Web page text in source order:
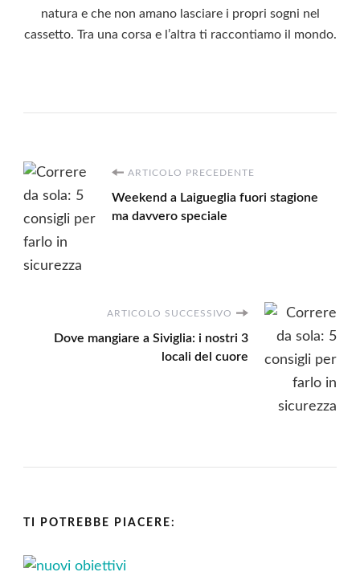
natura e che non amano lasciare i propri sogni nel
cassetto. Tra una corsa e l’altra ti raccontiamo il mondo.
Navigazione
articoli
ARTICOLO PRECEDENTE
Weekend a Laigueglia fuori stagione
ma davvero speciale
ARTICOLO SUCCESSIVO
Dove mangiare a Siviglia: i nostri 3
locali del cuore
TI POTREBBE PIACERE: